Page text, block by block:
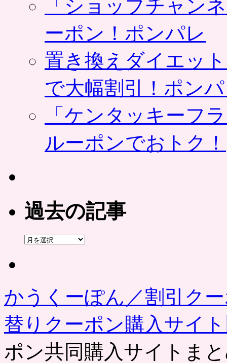
「ショップチャン
ーポン！ポンパレ
置き換えダイエッ
で大幅割引！ポン
「ケンタッキーフ
ルーポンでおトク！
過去の記事
過
かうくーぽん／割引ク
替りクーポン購入サイ
ポン共同購入サイトま